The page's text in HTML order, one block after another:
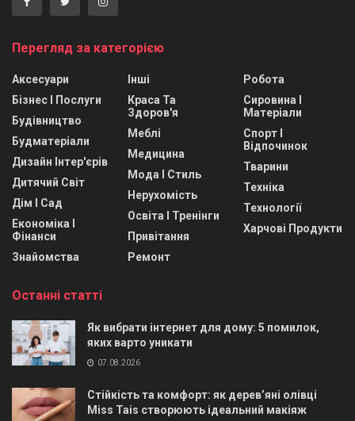
Перегляд за категорією
Аксесуари
Бізнес І Послуги
Будівництво
Будматеріали
Дизайн Інтер'єрів
Дитячий Світ
Дім І Сад
Економіка І
Фінанси
Знайомства
Інші
Краса Та
Здоров'я
Меблі
Медицина
Мода І Стиль
Нерухомість
Освіта І Тренінги
Привітання
Ремонт
Робота
Сировина І
Матеріали
Спорт І
Відпочинок
Тварини
Техніка
Технології
Харчові Продукти
Останні статті
Як вибрати інтернет для дому: 5 помилок,
яких варто уникати
07.08.2026
Стійкість та комфорт: як дерев’яні олівці
Miss Tais створюють ідеальний макіяж